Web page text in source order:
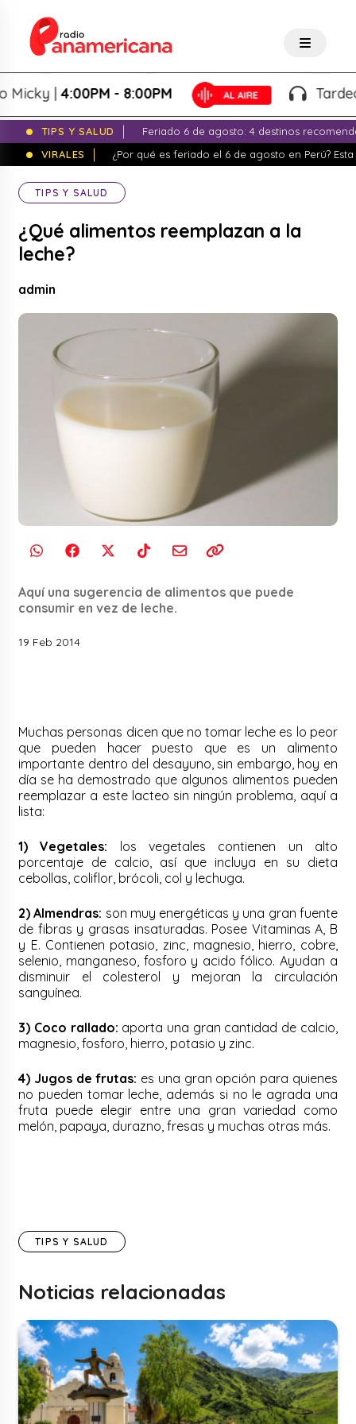
|4:00PM - 8:00PM Tardeo
TIPS Y SALUD
Feriado 6 de agosto: 4 destinos
VIRALES
¿Por qué es feriado el 6 de agosto en Perú?
TIPS Y SALUD
¿Qué alimentos reemplazan a la
leche?
admin
Aquí una sugerencia de alimentos que puede
consumir en vez de leche.
19 Feb 2014
Muchas personas dicen que no tomar leche es lo peor
que pueden hacer puesto que es un alimento
importante dentro del desayuno, sin embargo, hoy en
día se ha demostrado que algunos alimentos pueden
reemplazar a este lacteo sin ningún problema, aquí a
lista:
1) Vegetales: los vegetales contienen un alto
porcentaje de calcio, así que incluya en su dieta
cebollas, coliflor, brócoli, col y lechuga.
2) Almendras: son muy energéticas y una gran fuente
de fibras y grasas insaturadas. Posee Vitaminas A, B
y E. Contienen potasio, zinc, magnesio, hierro, cobre,
selenio, manganeso, fosforo y acido fólico. Ayudan a
disminuir el colesterol y mejoran la circulación
sanguínea.
3) Coco rallado: aporta una gran cantidad de calcio,
magnesio, fosforo, hierro, potasio y zinc.
4) Jugos de frutas: es una gran opción para quienes
no pueden tomar leche, además si no le agrada una
fruta puede elegir entre una gran variedad como
melón, papaya, durazno, fresas y muchas otras más.
TIPS Y SALUD
Noticias relacionadas